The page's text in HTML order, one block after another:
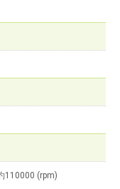
110000 (rpm)